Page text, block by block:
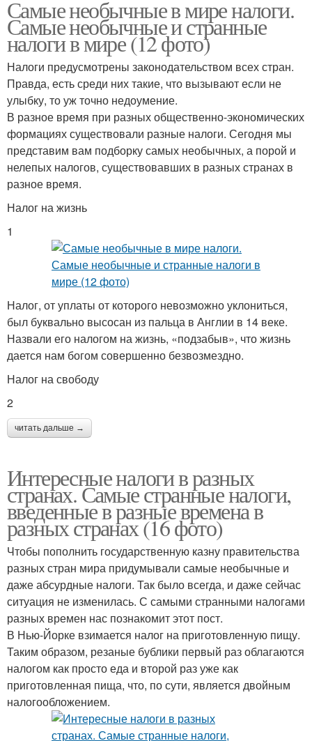
Самые необычные в мире налоги.
Самые необычные и странные
налоги в мире (12 фото)
Налоги предусмотрены законодательством всех стран.
Правда, есть среди них такие, что вызывают если не
улыбку, то уж точно недоумение.
В разное время при разных общественно-экономических
формациях существовали разные налоги. Сегодня мы
представим вам подборку самых необычных, а порой и
нелепых налогов, существовавших в разных странах в
разное время.
Налог на жизнь
1
Налог, от уплаты от которого невозможно уклониться,
был буквально высосан из пальца в Англии в 14 веке.
Назвали его налогом на жизнь, «подзабыв», что жизнь
дается нам богом совершенно безвозмездно.
Налог на свободу
2
читать дальше →
Интересные налоги в разных
странах. Самые странные налоги,
введенные в разные времена в
разных странах (16 фото)
Чтобы пополнить государственную казну правительства
разных стран мира придумывали самые необычные и
даже абсурдные налоги. Так было всегда, и даже сейчас
ситуация не изменилась. С самыми странными налогами
разных времен нас познакомит этот пост.
В Нью-Йорке взимается налог на приготовленную пищу.
Таким образом, резаные бублики первый раз облагаются
налогом как просто еда и второй раз уже как
приготовленная пища, что, по сути, является двойным
налогообложением.